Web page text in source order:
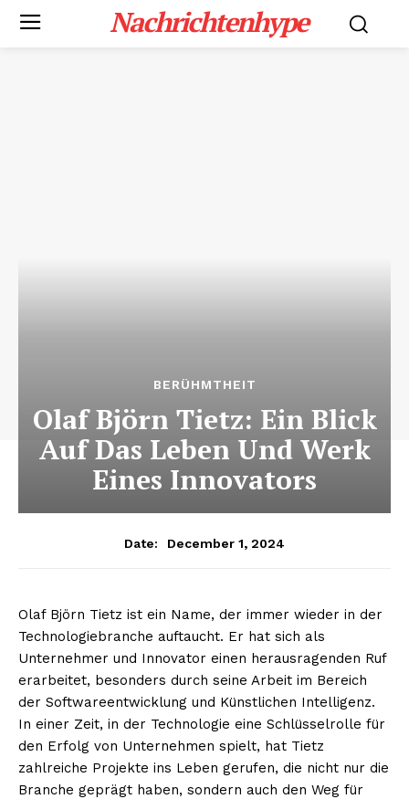
Nachrichtenhype
BERÜHMTHEIT
Olaf Björn Tietz: Ein Blick
Auf Das Leben Und Werk
Eines Innovators
Date: December 1, 2024
Olaf Björn Tietz ist ein Name, der immer wieder in der
Technologiebranche auftaucht. Er hat sich als
Unternehmer und Innovator einen herausragenden Ruf
erarbeitet, besonders durch seine Arbeit im Bereich
der Softwareentwicklung und Künstlichen Intelligenz.
In einer Zeit, in der Technologie eine Schlüsselrolle für
den Erfolg von Unternehmen spielt, hat Tietz
zahlreiche Projekte ins Leben gerufen, die nicht nur die
Branche geprägt haben, sondern auch den Weg für